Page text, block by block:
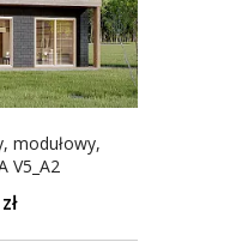
modułowy,
V5_A2